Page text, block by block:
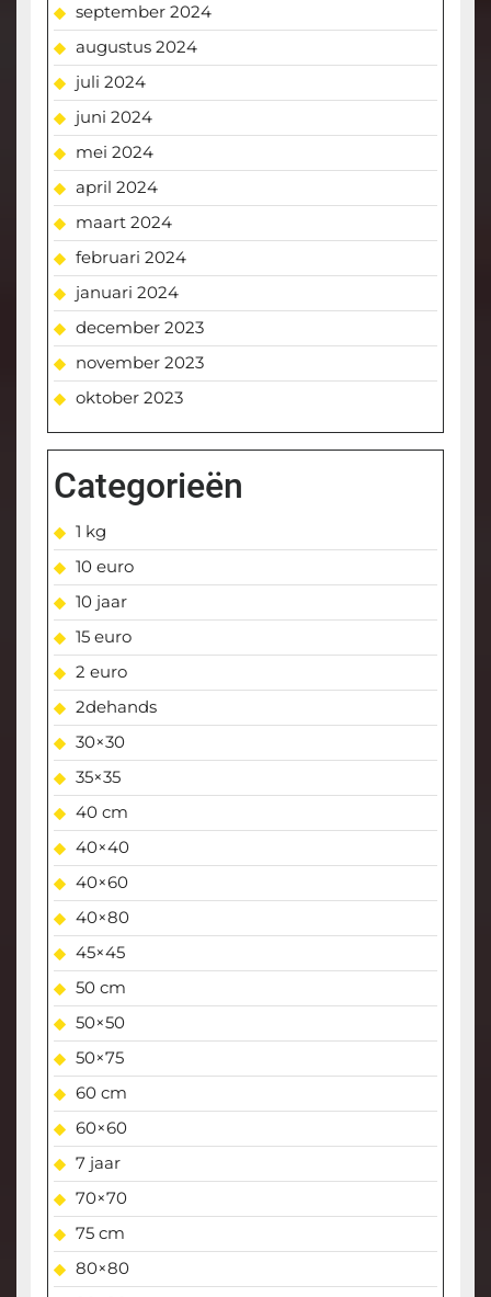
september 2024
augustus 2024
juli 2024
juni 2024
mei 2024
april 2024
maart 2024
februari 2024
januari 2024
december 2023
november 2023
oktober 2023
Categorieën
1 kg
10 euro
10 jaar
15 euro
2 euro
2dehands
30×30
35×35
40 cm
40×40
40×60
40×80
45×45
50 cm
50×50
50×75
60 cm
60×60
7 jaar
70×70
75 cm
80×80